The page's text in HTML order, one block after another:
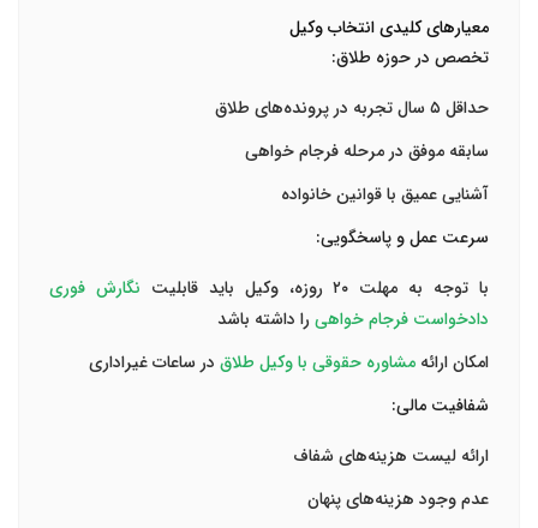
معیارهای کلیدی انتخاب وکیل
تخصص در حوزه طلاق:
حداقل ۵ سال تجربه در پرونده‌های طلاق
سابقه موفق در مرحله فرجام خواهی
آشنایی عمیق با قوانین خانواده
سرعت عمل و پاسخگویی:
با توجه به مهلت ۲۰ روزه، وکیل باید قابلیت
نگارش فوری
دادخواست فرجام خواهی را داشته باشد
امکان ارائه مشاوره حقوقی با وکیل طلاق در ساعات غیراداری
شفافیت مالی:
ارائه لیست هزینه‌های شفاف
عدم وجود هزینه‌های پنهان